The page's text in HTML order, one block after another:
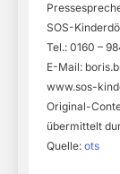
SOS-
Tel.: 0160 –
E-Mail:
www.sos-
Original-
übermittelt
Quelle: ots